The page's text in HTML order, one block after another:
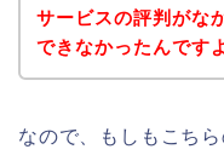
サービスの評判がな
できなかったんです
なので、もしもこち